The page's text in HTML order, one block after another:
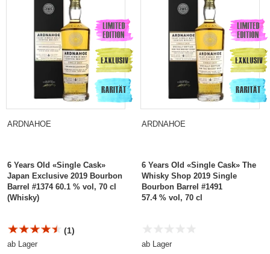
ARDNAHOE
6 Years Old «Single Cask»
Japan Exclusive 2019 Bourbon
Barrel #1374 60.1 % vol, 70 cl
(Whisky)
(1)
ab Lager
ARDNAHOE
6 Years Old «Single Cask» The
Whisky Shop 2019 Single
Bourbon Barrel #1491
57.4 % vol, 70 cl
ab Lager